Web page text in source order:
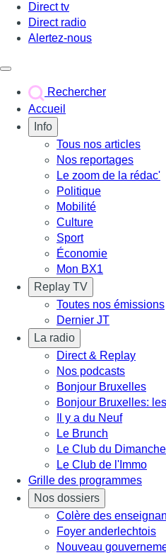
Direct tv
Direct radio
Alertez-nous
Rechercher
Accueil
Info
Tous nos articles
Nos reportages
Le zoom de la rédac'
Politique
Mobilité
Culture
Sport
Économie
Mon BX1
Replay TV
Toutes nos émissions
Dernier JT
La radio
Direct & Replay
Nos podcasts
Bonjour Bruxelles
Bonjour Bruxelles:
Il y a du Neuf
Le Brunch
Le Club du Dimanche
Le Club de l'Immo
Grille des programmes
Nos dossiers
Colère des
Foyer anderlechtois
Nouveau